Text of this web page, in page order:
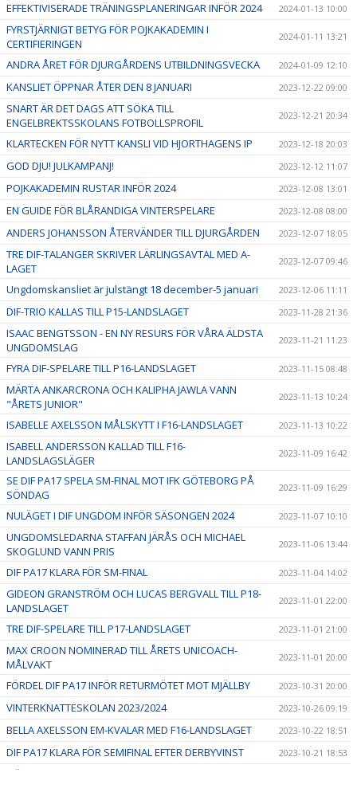
EFFEKTIVISERADE TRÄNINGSPLANERINGAR INFÖR 2024 2024-01-13 10:00
FYRSTJÄRNIGT BETYG FÖR POJKAKADEMIN I
CERTIFIERINGEN
2024-01-11 13:21
ANDRA ÅRET FÖR DJURGÅRDENS UTBILDNINGSVECKA 2024-01-09 12:10
KANSLIET ÖPPNAR ÅTER DEN 8 JANUARI 2023-12-22 09:00
SNART ÄR DET DAGS ATT SÖKA TILL
ENGELBREKTSSKOLANS FOTBOLLSPROFIL
2023-12-21 20:34
KLARTECKEN FÖR NYTT KANSLI VID HJORTHAGENS IP 2023-12-18 20:03
GOD DJU! JULKAMPANJ! 2023-12-12 11:07
POJKAKADEMIN RUSTAR INFÖR 2024 2023-12-08 13:01
EN GUIDE FÖR BLÅRANDIGA VINTERSPELARE 2023-12-08 08:00
ANDERS JOHANSSON ÅTERVÄNDER TILL DJURGÅRDEN 2023-12-07 18:05
TRE DIF-TALANGER SKRIVER LÄRLINGSAVTAL MED A-
LAGET
2023-12-07 09:46
Ungdomskansliet är julstängt 18 december-5 januari 2023-12-06 11:11
DIF-TRIO KALLAS TILL P15-LANDSLAGET 2023-11-28 21:36
ISAAC BENGTSSON - EN NY RESURS FÖR VÅRA ÄLDSTA
UNGDOMSLAG
2023-11-21 11:23
FYRA DIF-SPELARE TILL P16-LANDSLAGET 2023-11-15 08:48
MÄRTA ANKARCRONA OCH KALIPHA JAWLA VANN
"ÅRETS JUNIOR"
2023-11-13 10:24
ISABELLE AXELSSON MÅLSKYTT I F16-LANDSLAGET 2023-11-13 10:22
ISABELL ANDERSSON KALLAD TILL F16-
LANDSLAGSLÄGER
2023-11-09 16:42
SE DIF PA17 SPELA SM-FINAL MOT IFK GÖTEBORG PÅ
SÖNDAG
2023-11-09 16:29
NULÄGET I DIF UNGDOM INFÖR SÄSONGEN 2024 2023-11-07 10:10
UNGDOMSLEDARNA STAFFAN JÄRÅS OCH MICHAEL
SKOGLUND VANN PRIS
2023-11-06 13:44
DIF PA17 KLARA FÖR SM-FINAL 2023-11-04 14:02
GIDEON GRANSTRÖM OCH LUCAS BERGVALL TILL P18-
LANDSLAGET
2023-11-01 22:00
TRE DIF-SPELARE TILL P17-LANDSLAGET 2023-11-01 21:00
MAX CROON NOMINERAD TILL ÅRETS UNICOACH-
MÅLVAKT
2023-11-01 20:00
FÖRDEL DIF PA17 INFÖR RETURMÖTET MOT MJÄLLBY 2023-10-31 20:00
VINTERKNATTESKOLAN 2023/2024 2023-10-26 09:19
BELLA AXELSSON EM-KVALAR MED F16-LANDSLAGET 2023-10-22 18:51
DIF PA17 KLARA FÖR SEMIFINAL EFTER DERBYVINST 2023-10-21 18:53
HÖSTLOVSAKTIVITETER - vecka 44